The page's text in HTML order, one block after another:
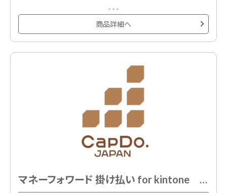
商品詳細へ
マネーフォワード 掛け払い for kintone ランニング費用 1か月